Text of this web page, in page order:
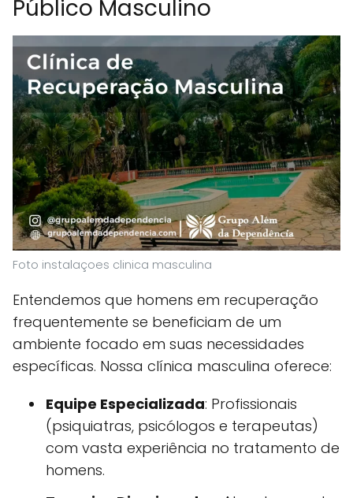
Público Masculino
Foto instalaçoes clinica masculina
Entendemos que homens em recuperação
frequentemente se beneficiam de um
ambiente focado em suas necessidades
específicas. Nossa clínica masculina oferece:
Equipe Especializada: Profissionais
(psiquiatras, psicólogos e terapeutas)
com vasta experiência no tratamento de
homens.